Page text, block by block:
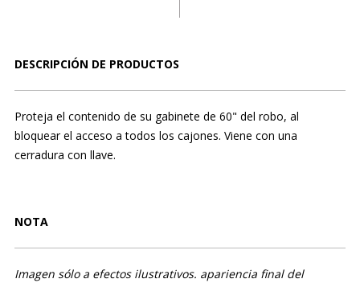
DESCRIPCIÓN DE PRODUCTOS
Proteja el contenido de su gabinete de 60" del robo, al
bloquear el acceso a todos los cajones. Viene con una
cerradura con llave.
NOTA
Imagen sólo a efectos ilustrativos. apariencia final del